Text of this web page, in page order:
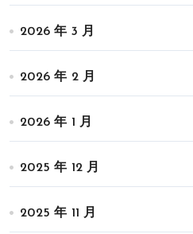
2026 年 3 月
2026 年 2 月
2026 年 1 月
2025 年 12 月
2025 年 11 月